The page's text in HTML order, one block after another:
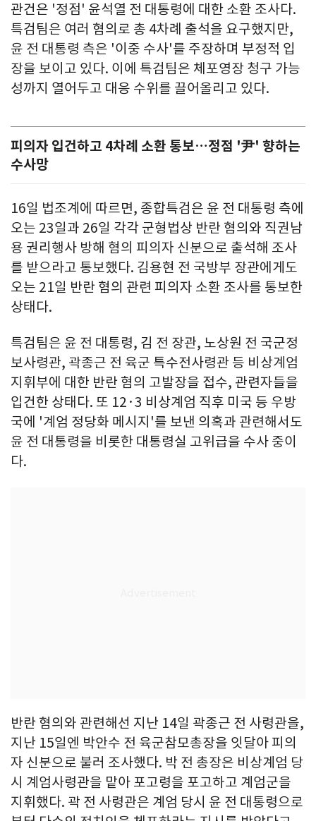
관건은 '정점' 윤석열 전 대통령에 대한 소환 조사다.
특검팀은 여러 혐의로 총 4차례 출석을 요구했지만,
윤 전 대통령 측은 '이중 수사'를 주장하며 부정적 입
장을 보이고 있다. 이에 특검팀은 체포영장 청구 가능
성까지 열어두고 대응 수위를 끌어올리고 있다.
피의자 입건하고 4차례 소환 통보…정점 '尹' 향하는
수사망
16일 법조계에 따르면, 종합특검은 윤 전 대통령 측에
오는 23일과 26일 각각 군형법상 반란 혐의와 직권남
용 권리행사 방해 혐의 피의자 신분으로 출석해 조사
를 받으라고 통보했다. 김용현 전 국방부 장관에게도
오는 21일 반란 혐의 관련 피의자 소환 조사를 통보한
상태다.
특검팀은 윤 전 대통령, 김 전 장관, 노상원 전 국군정
보사령관, 곽종근 전 육군 특수전사령관 등 비상계엄
지휘부에 대한 반란 혐의 고발장을 접수, 관련자들을
입건한 상태다. 또 12·3 비상계엄 직후 미국 등 우방
국에 '계엄 정당화 메시지'를 보낸 의혹과 관련해서도
윤 전 대통령을 비롯한 대통령실 고위급을 수사 중이
다.
반란 혐의와 관련해선 지난 14일 곽종근 전 사령관을,
지난 15일엔 박안수 전 육군참모총장을 잇달아 피의
자 신분으로 불러 조사했다. 박 전 총장은 비상계엄 당
시 계엄사령관을 맡아 포고령을 포고하고 계엄군을
지휘했다. 곽 전 사령관은 계엄 당시 윤 전 대통령으로